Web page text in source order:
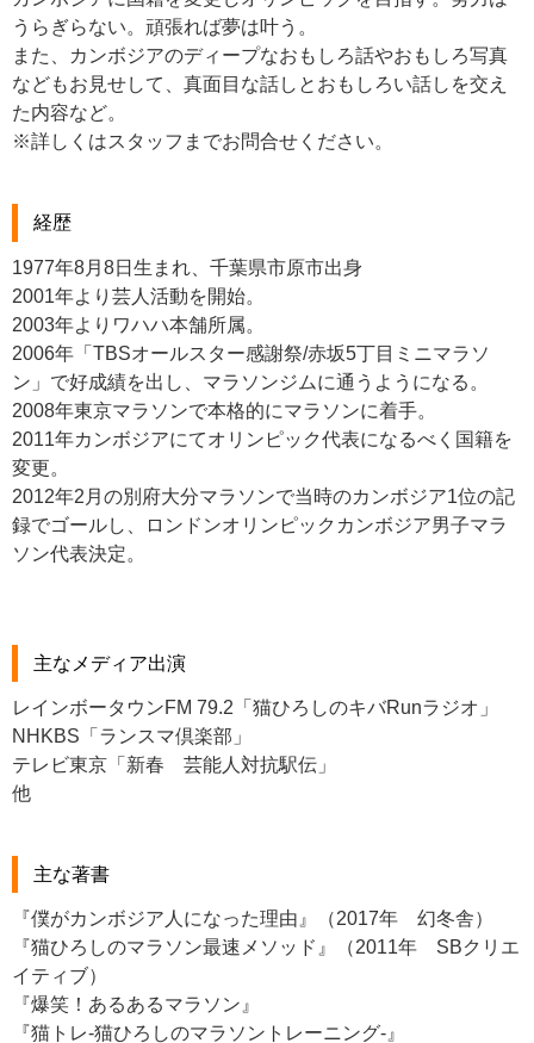
うらぎらない。頑張れば夢は叶う。
また、カンボジアのディープなおもしろ話やおもしろ写真
などもお見せして、真面目な話しとおもしろい話しを交え
た内容など。
※詳しくはスタッフまでお問合せください。
経歴
1977年8月8日生まれ、千葉県市原市出身
2001年より芸人活動を開始。
2003年よりワハハ本舗所属。
2006年「TBSオールスター感謝祭/赤坂5丁目ミニマラソ
ン」で好成績を出し、マラソンジムに通うようになる。
2008年東京マラソンで本格的にマラソンに着手。
2011年カンボジアにてオリンピック代表になるべく国籍を
変更。
2012年2月の別府大分マラソンで当時のカンボジア1位の記
録でゴールし、ロンドンオリンピックカンボジア男子マラ
ソン代表決定。
主なメディア出演
レインボータウンFM 79.2「猫ひろしのキバRunラジオ」
NHKBS「ランスマ倶楽部」
テレビ東京「新春 芸能人対抗駅伝」
他
主な著書
『僕がカンボジア人になった理由』（2017年 幻冬舎）
『猫ひろしのマラソン最速メソッド』（2011年 SBクリエ
イティブ）
『爆笑！あるあるマラソン』
『猫トレ-猫ひろしのマラソントレーニング-』